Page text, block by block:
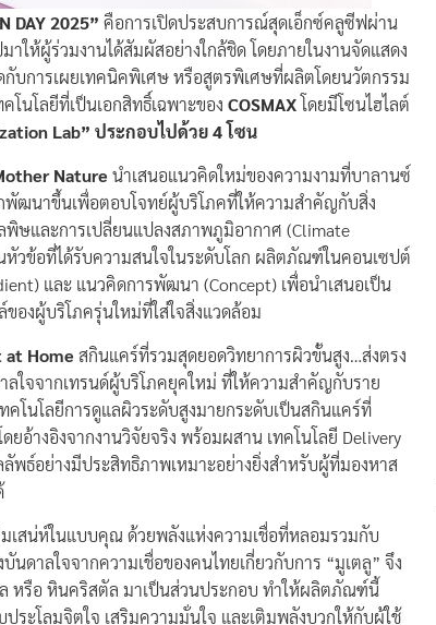
DAY 2025” คือการเปิดประสบการณ์สุดเอ็กซ์คลูซีฟผ่าน
ให้ผู้ร่วมงานได้สัมผัสอย่างใกล้ชิด โดยภายในงานจัดแสดง
การเผยเทคนิคพิเศษ หรือสูตรพิเศษที่ผลิตโดยนวัตกรรม
โนโลยีที่เป็นเอกสิทธิ์เฉพาะของ COSMAX โดยมีโซนไฮไลต์
Lab” ประกอบไปด้วย 4 โซน
Natureนำเสนอแนวคิดใหม่ของความงามที่บาลานซ์
พัฒนาขึ้นเพื่อตอบโจทย์ผู้บริโภคที่ให้ความสำคัญกับสิ่ง
ษและการเปลี่ยนแปลงสภาพภูมิอากาศ (Climate
หัวข้อที่ได้รับความสนใจในระดับโลก ผลิตภัณฑ์ในคอนเซปต์
และ แนวคิดการพัฒนา (Concept) เพื่อนำเสนอเป็น
องผู้บริโภครุ่นใหม่ที่ใส่ใจสิ่งแวดล้อม
at Homeสกินแคร์ที่รวมสุดยอดวิทยาการผิวขั้นสูง…ส่งตรง
จจากเทรนด์ผู้บริโภคยุคใหม่ ที่ให้ความสำคัญกับราย
คโนโลยีการดูแลผิวระดับสูงมายกระดับเป็นสกินแคร์ที่
อ้างอิงจากงานวิจัยจริง พร้อมผสาน เทคโนโลยี Delivery
พธ์อย่างมีประสิทธิภาพเหมาะอย่างยิ่งสำหรับผู้ที่มองหาส
มเสน่ห์ในแบบคุณ ด้วยพลังแห่งความเชื่อที่หลอมรวมกับ
ดาลใจจากความเชื่อของคนไทยเกี่ยวกับการ “มูเตลู” จึง
ล หรือ หินคริสตัล มาเป็นส่วนประกอบ ทำให้ผลิตภัณฑ์นี้
ระโลมจิตใจ เสริมความมั่นใจ และเติมพลังบวกให้กับผู้ใช้